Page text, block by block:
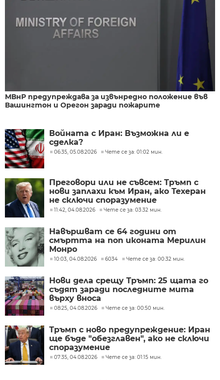
МВнР предупреждава за извънредно положение във
Вашингтон и Орегон заради пожарите
Войната с Иран: Възможна ли е
сделка?
06:35, 05.08.2026 Чете се за: 01:02 мин.
Преговори или не съвсем: Тръмп с
нови заплахи към Иран, ако Техеран
не сключи споразумение
11:42, 04.08.2026 Чете се за: 03:32 мин.
Навършват се 64 години от
смъртта на поп иконата Мерилин
Монро
10:03, 04.08.2026 6034 Чете се за: 00:32 мин.
Нови дела срещу Тръмп: 25 щата го
съдят заради последните мита
върху вноса
08:25, 04.08.2026 Чете се за: 00:50 мин.
Тръмп с ново предупреждение: Иран
ще бъде "обезглавен", ако не сключи
споразумение
07:35, 04.08.2026 Чете се за: 01:15 мин.